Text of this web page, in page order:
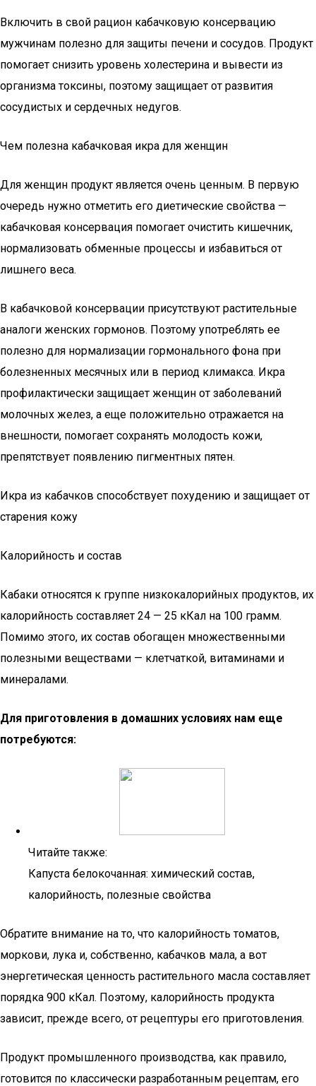
Включить в свой рацион кабачковую консервацию
мужчинам полезно для защиты печени и сосудов. Продукт
помогает снизить уровень холестерина и вывести из
организма токсины, поэтому защищает от развития
сосудистых и сердечных недугов.
Чем полезна кабачковая икра для женщин
Для женщин продукт является очень ценным. В первую
очередь нужно отметить его диетические свойства —
кабачковая консервация помогает очистить кишечник,
нормализовать обменные процессы и избавиться от
лишнего веса.
В кабачковой консервации присутствуют растительные
аналоги женских гормонов. Поэтому употреблять ее
полезно для нормализации гормонального фона при
болезненных месячных или в период климакса. Икра
профилактически защищает женщин от заболеваний
молочных желез, а еще положительно отражается на
внешности, помогает сохранять молодость кожи,
препятствует появлению пигментных пятен.
Икра из кабачков способствует похудению и защищает от
старения кожу
Калорийность и состав
Кабаки относятся к группе низкокалорийных продуктов, их
калорийность составляет 24 — 25 кКал на 100 грамм.
Помимо этого, их состав обогащен множественными
полезными веществами — клетчаткой, витаминами и
минералами.
Для приготовления в домашних условиях нам еще
потребуются:
Читайте также:
Капуста белокочанная: химический состав,
калорийность, полезные свойства
Обратите внимание на то, что калорийность томатов,
моркови, лука и, собственно, кабачков мала, а вот
энергетическая ценность растительного масла составляет
порядка 900 кКал. Поэтому, калорийность продукта
зависит, прежде всего, от рецептуры его приготовления.
Продукт промышленного производства, как правило,
готовится по классически разработанным рецептам, его